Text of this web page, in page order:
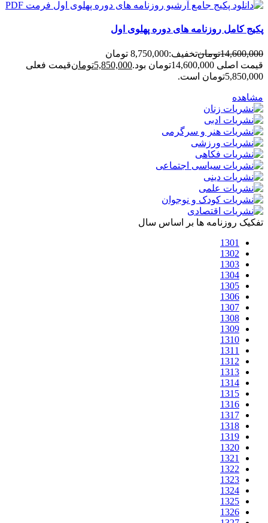
پکیج کامل روزنامه های دوره پهلوی اول
14,600,000تومانتخفیف:8,750,000 تومان
قیمت اصلی 14,600,000تومان بود.
5,850,000تومانقیمت فعلی
5,850,000تومان است.
مشاهده
تفکیک روزنامه ها بر اساس سال
1301
1302
1303
1304
1305
1306
1307
1308
1309
1310
1311
1312
1313
1314
1315
1316
1317
1318
1319
1320
1321
1322
1323
1324
1325
1326